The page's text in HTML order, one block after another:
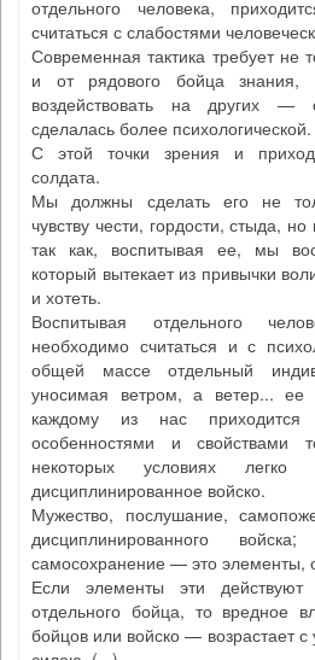
отдельного человека,
считаться с слабостями
Современная тактика требует не
и от рядового бойца знания,
воздействовать на других —
сделалась более психологической.
С этой точки зрения и
солдата.
Мы должны сделать его не
чувству чести, гордости, стыда,
так как, воспитывая ее, мы
который вытекает из привычки
и хотеть.
Воспитывая отдельного
необходимо считаться и с
общей массе отдельный
уносимая ветром, а ветер... ее
каждому из нас приходится
особенностями и свойствами
некоторых условиях легко
дисциплинированное войско.
Мужество, послушание,
дисциплинированного
самосохранение — это элементы,
Если элементы эти
отдельного бойца, то вредное
бойцов или войско — возрастает